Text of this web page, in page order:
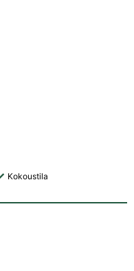
Kokoustila